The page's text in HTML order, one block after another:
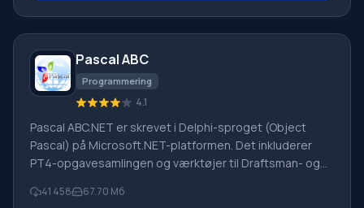
udenlandsk firma
Pascal ABC
Programmering
4.1
Pascal ABC.NET er skrevet i Delphi-sproget (Object
Pascal) på Microsoft.NET-platformen. Det inkluderer
PT4-opgavesamlingen og værktøjer til Draftsman- og
lærer programmering. Hovedformålet med Pascal
41 458 67.70 Мб